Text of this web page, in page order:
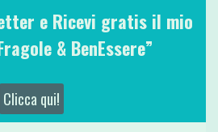
e Ricevi gratis il mio
& BenEssere”
Clicca qui!